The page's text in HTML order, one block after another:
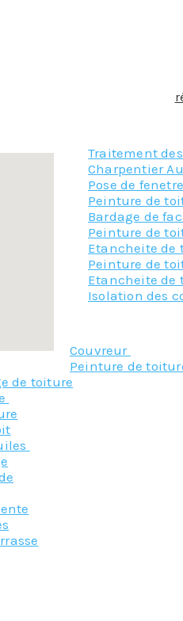
Traitement
Charpentier
Pose de
Peinture de
Bardage de
Peinture de
Etancheite de
Peinture de
Etancheite de
Isolation des
Couvreur
Peinture de
de toiture